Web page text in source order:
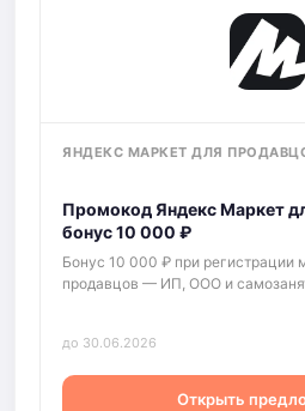
ЯНДЕКС МАРКЕТ ДЛЯ
Промокод Яндекс Маркет
бонус 10 000 ₽
Бонус 10 000 ₽ при регистрации
продавцов — ИП, ООО и
до 30.06.2026
Открыть